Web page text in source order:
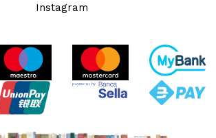
Instagram